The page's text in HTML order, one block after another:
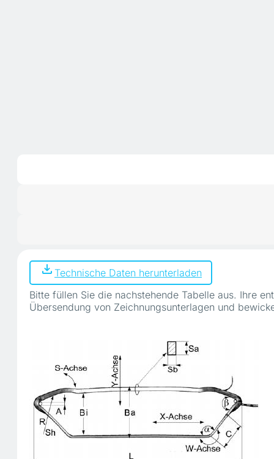
Technische Daten herunterladen
Bitte füllen Sie die nachstehende Tabelle aus. Ihre
Übersendung von Zeichnungsunterlagen und